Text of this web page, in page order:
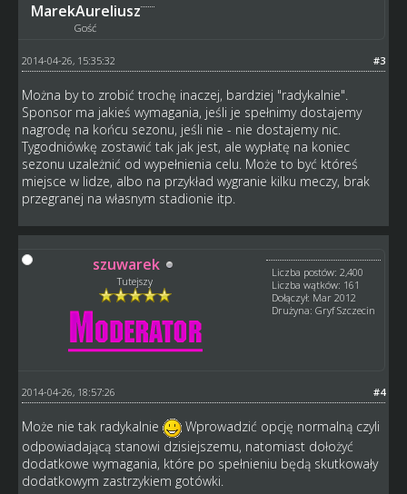
MarekAureliusz
Gość
#3
2014-04-26, 15:35:32
Można by to zrobić trochę inaczej, bardziej "radykalnie".
Sponsor ma jakieś wymagania, jeśli je spełnimy dostajemy
nagrodę na końcu sezonu, jeśli nie - nie dostajemy nic.
Tygodniówkę zostawić tak jak jest, ale wypłatę na koniec
sezonu uzależnić od wypełnienia celu. Może to być któreś
miejsce w lidze, albo na przykład wygranie kilku meczy, brak
przegranej na własnym stadionie itp.
szuwarek
Tutejszy
Liczba postów: 2,400
Liczba wątków: 161
Dołączył: Mar 2012
Drużyna: Gryf Szczecin
#4
2014-04-26, 18:57:26
Może nie tak radykalnie
Wprowadzić opcję normalną czyli
odpowiadającą stanowi dzisiejszemu, natomiast dołożyć
dodatkowe wymagania, które po spełnieniu będą skutkowały
dodatkowym zastrzykiem gotówki.